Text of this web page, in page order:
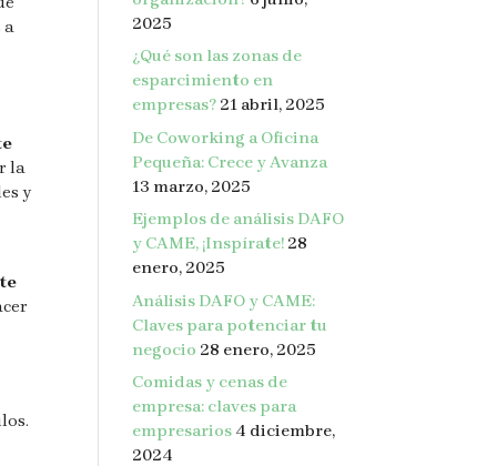
a
la
y
2025
¿Qué son las zonas de
esparcimiento en
empresas? 21 abril, 2025
De Coworking a Oficina
Pequeña: Crece y Avanza
13 marzo, 2025
Ejemplos de análisis DAFO
y CAME, ¡Inspírate! 28
enero, 2025
Análisis DAFO y CAME:
Claves para potenciar tu
negocio 28 enero, 2025
Comidas y cenas de
empresa: claves para
empresarios 4 diciembre,
2024